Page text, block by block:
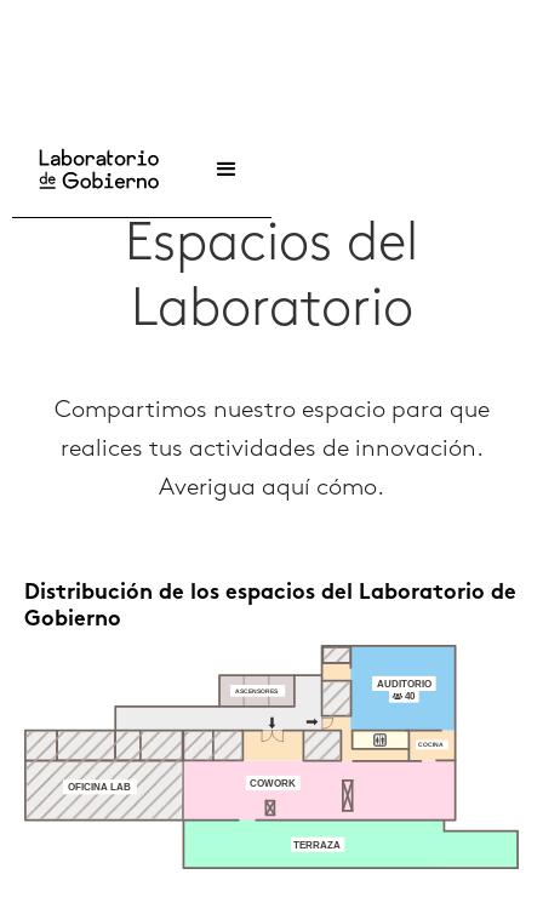
Espacios del
Laboratorio
Compartimos nuestro espacio para que
realices tus actividades de innovación.
Averigua aquí cómo.
Distribución de los espacios del Laboratorio de
Gobierno